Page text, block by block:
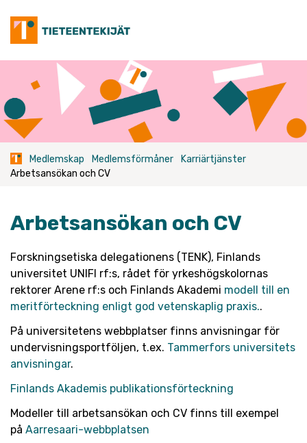
content
Medlemskap Medlemsförmåner
Karriärtjänster
Arbetsansökan och CV
Arbetsansökan och CV
Forskningsetiska delegationens (TENK), Finlands
universitet UNIFI rf:s, rådet för yrkeshögskolornas
rektorer Arene rf:s och Finlands Akademi modell till en
meritförteckning enligt god vetenskaplig praxis..
På universitetens webbplatser finns anvisningar för
undervisningsportföljen, t.ex. Tammerfors universitets
anvisningar.
Finlands Akademis publikationsförteckning
Modeller till arbetsansökan och CV finns till exempel
på Aarresaari-webbplatsen